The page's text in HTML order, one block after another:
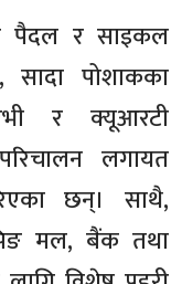
पैदल र साइकल
सादा पोशाकका
र क्यूआरटी
लगायत
छन्। साथै,
मल, बैंक तथा